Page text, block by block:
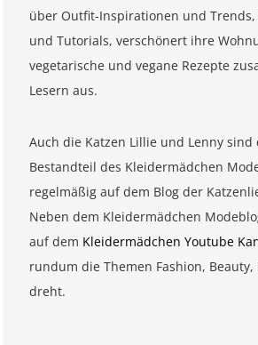
über Outfit-Inspirationen und Trends,
und Tutorials, verschönert ihre
vegetarische und vegane Rezepte
Lesern aus.
Auch die Katzen Lillie und Lenny sind
Bestandteil des Kleidermädchen
regelmäßig auf dem Blog der
Neben dem Kleidermädchen
auf dem Kleidermädchen Youtube
rundum die Themen Fashion, Beauty,
dreht.